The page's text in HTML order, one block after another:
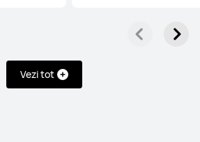
Vezi tot